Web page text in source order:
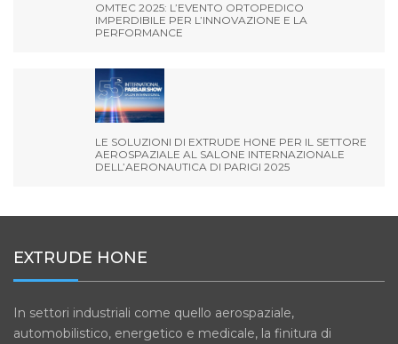
OMTEC 2025: L’EVENTO ORTOPEDICO
IMPERDIBILE PER L’INNOVAZIONE E LA
PERFORMANCE
LE SOLUZIONI DI EXTRUDE HONE PER IL SETTORE
AEROSPAZIALE AL SALONE INTERNAZIONALE
DELL’AERONAUTICA DI PARIGI 2025
EXTRUDE HONE
In settori industriali come quello aerospaziale,
automobilistico, energetico e medicale, la finitura di